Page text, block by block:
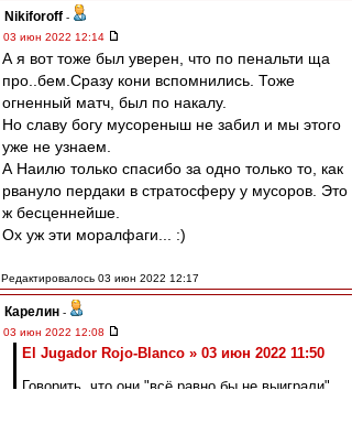
Nikiforoff -
03 июн 2022 12:14
А я вот тоже был уверен, что по пенальти ща
про..бем.Сразу кони вспомнились. Тоже
огненный матч, был по накалу.
Но славу богу мусореныш не забил и мы этого
уже не узнаем.
А Наилю только спасибо за одно только то, как
рвануло пердаки в стратосферу у мусоров. Это
ж бесценнейше.
Ох уж эти моралфаги... :)
Редактировалось 03 июн 2022 12:17
Карелин -
03 июн 2022 12:08
El Jugador Rojo-Blanco » 03 июн 2022 11:50
Говорить, что они "всё равно бы не выиграли"